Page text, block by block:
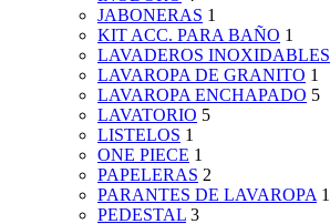
JABONERAS 1
KIT ACC. PARA BAÑO 1
LAVADEROS INOXIDABLES
LAVAROPA DE GRANITO 1
LAVAROPA ENCHAPADO 5
LAVATORIO 5
LISTELOS 1
ONE PIECE 1
PAPELERAS 2
PARANTES DE LAVAROPA 1
PEDESTAL 3